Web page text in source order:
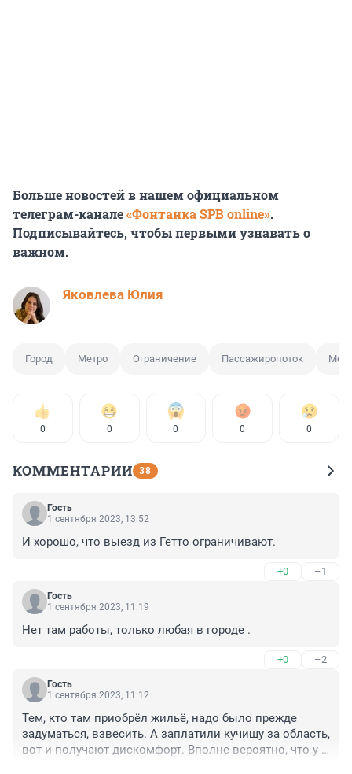
Больше новостей в нашем официальном
телеграм-канале«Фонтанка SPB online».
Подписывайтесь, чтобы первыми узнавать о
важном.
Яковлева Юлия
Город Метро Ограничение Пассажиропоток
0 0 0 0 0
КОММЕНТАРИИ 38
Гость
1 сентября 2023, 13:52
И хорошо, что выезд из Гетто ограничивают.
+0 –1
Гость
1 сентября 2023, 11:19
Нет там работы, только любая в городе .
+0 –2
Гость
1 сентября 2023, 11:12
Тем, кто там приобрёл жильё, надо было прежде
задуматься, взвесить. А заплатили кучищу за область,
вот и получают дискомфорт. Вполне вероятно, что у